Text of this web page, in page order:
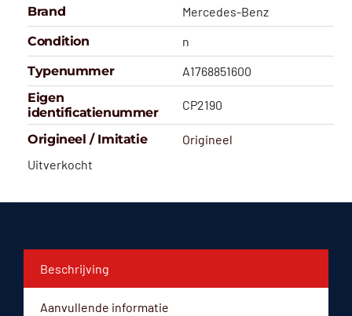
Brand
Mercedes-Benz
Condition
n
Typenummer
A1768851600
Eigen
identificatienummer
CP2190
Origineel / Imitatie
Origineel
Uitverkocht
Beschrijving
Aanvullende informatie